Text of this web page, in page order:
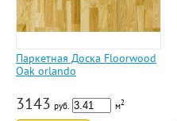
Паркетная Доска Floorwood
Oak orlando
3143 руб. м2